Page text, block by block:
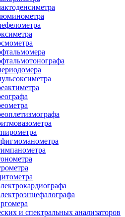
и спектральных анализаторов